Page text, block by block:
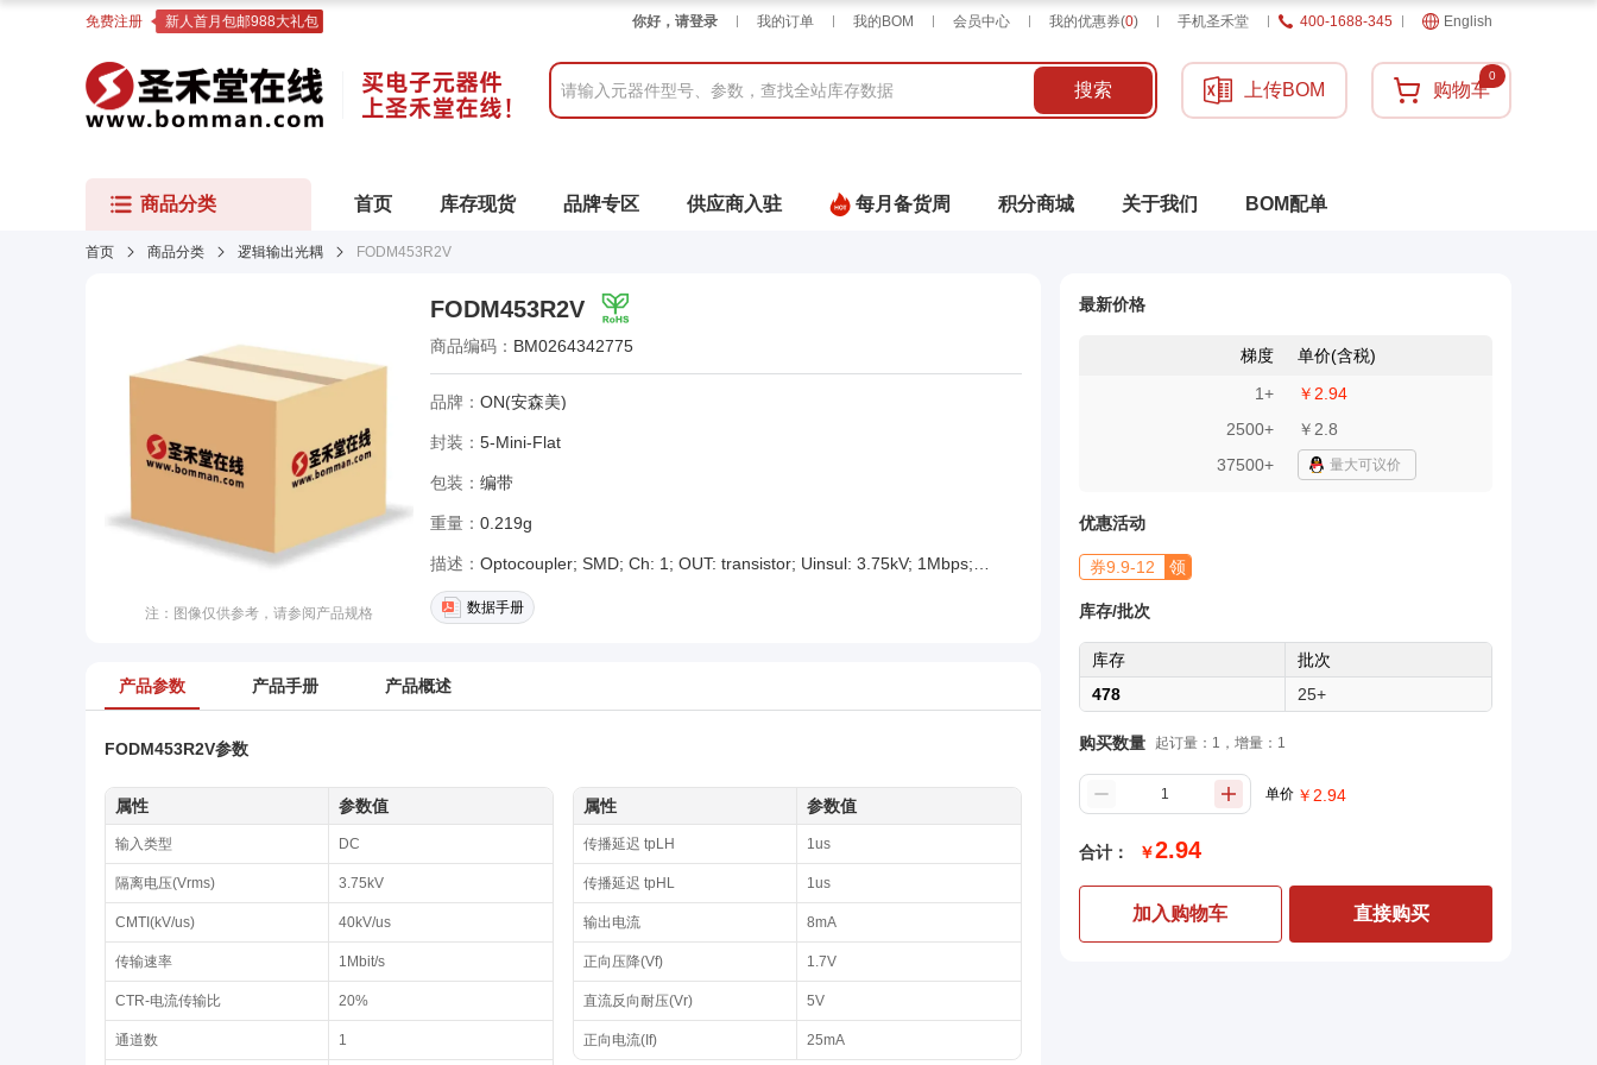
免费注册 新人首月包邮988大礼包 你好，请登录 我的订单 我的BOM 会员中心 我的优惠券(0) 手机圣禾堂 400-1688-345 English
搜索 上传BOM 购物车
0
商品分类 首页 库存现货 品牌专区 供应商入驻 每月备货周 积分商城 关于我们 BOM配单
首页 商品分类 逻辑输出光耦 FODM453R2V
注：图像仅供参考，请参阅产品规格
FODM453R2V
商品编码： BM0264342775
品牌： ON(安森美)
封装： 5-Mini-Flat
包装： 编带
重量： 0.219g
描述：
数据手册
产品参数 产品手册 产品概述
FODM453R2V参数
属性 参数值
输入类型 DC
隔离电压(Vrms) 3.75kV
CMTI(kV/us) 40kV/us
传输速率 1Mbit/s
CTR-电流传输比 20%
通道数 1
属性 参数值
传播延迟 tpLH 1us
传播延迟 tpHL 1us
输出电流 8mA
正向压降(Vf) 1.7V
直流反向耐压(Vr) 5V
正向电流(If) 25mA
最新价格
梯度
单价(含税)
1+
￥2.94
2500+
￥2.8
37500+
量大可议价
优惠活动
券9.9-12 领
库存/批次
库存
批次
478
25+
购买数量 起订量：1，增量：1
单价 ￥ 2.94
合计： ￥2.94
加入购物车 直接购买